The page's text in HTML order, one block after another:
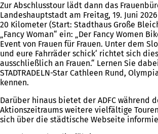
Zur Abschlusstour lädt dann das
Landeshauptstadt am Freitag, 19. Juni
20 Kilometer (Start: Stadthaus Große
„Fancy Woman“ ein: „Der Fancy Women
Event von Frauen für Frauen. Unter dem
und eure Fahrräder schick‘ richtet sich
ausschließlich an Frauen.“ Lernen Sie
STADTRADELN-Star Cathleen Rund,
kennen.
Darüber hinaus bietet der ADFC während
Aktionszeitraums weitere vielfältige
sich über die städtische Webseite